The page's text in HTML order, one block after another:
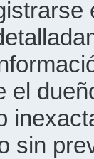
el
sin